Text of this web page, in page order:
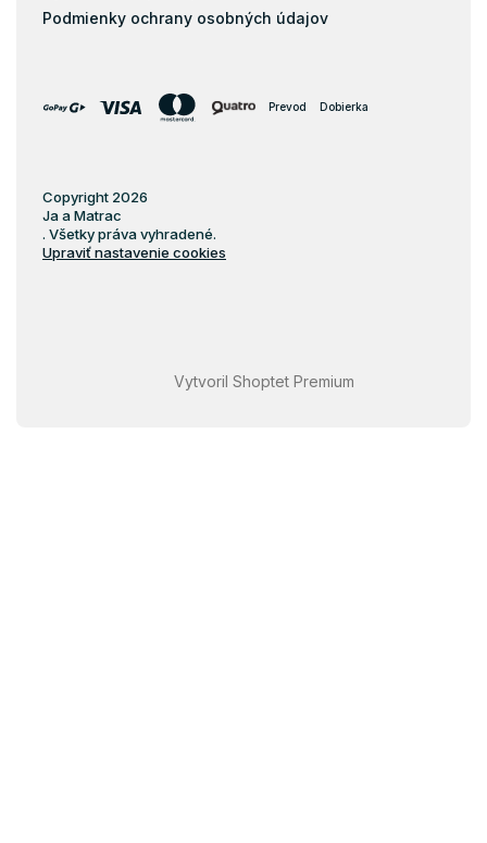
Podmienky ochrany osobných údajov
Prevod Dobierka
Vytvoril Shoptet Premium
Copyright 2026
Ja a Matrac
. Všetky práva vyhradené.
Upraviť nastavenie cookies